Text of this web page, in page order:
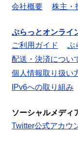
会社概要 株主・
ぷらっとオンライ
ご利用ガイド
ぷ
配送・決済につい
個人情報取り扱い
IPv6への取り組み
ソーシャルメディ
Twitter公式アカウ